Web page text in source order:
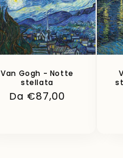
Van Gogh - Notte
stellata
Prezzo
Da €87,00